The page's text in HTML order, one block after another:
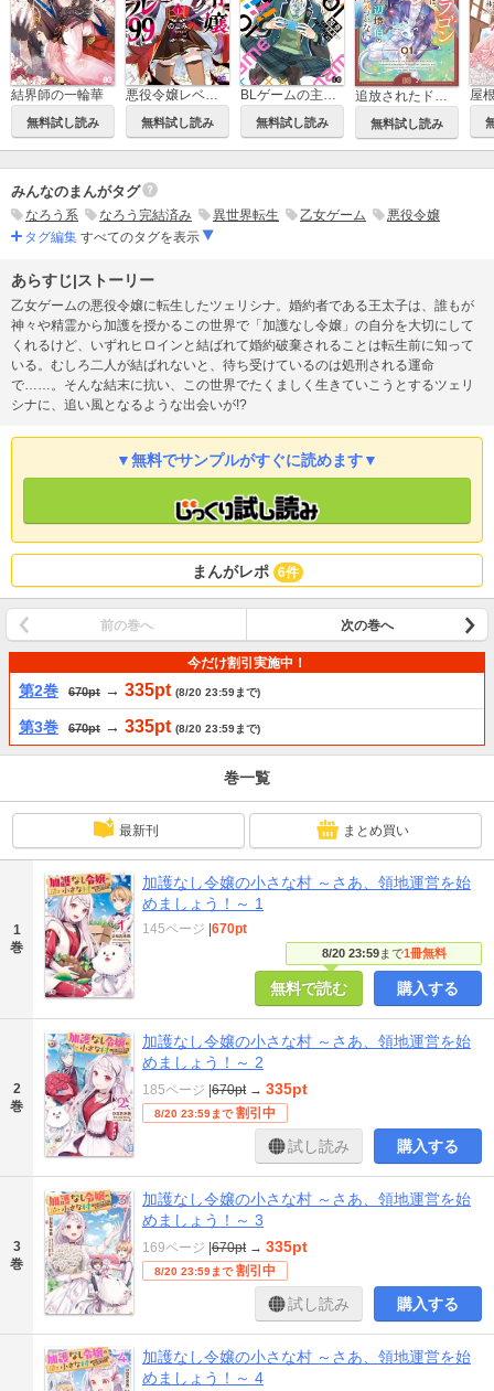
結界師の一輪華
無料試し読み
悪役令嬢レベル99 ～私は裏ボスですが魔王ではありません～
無料試し読み
BLゲームの主人公の弟であることに気がつきました
無料試し読み 無料試し読み
みんなのまんがタグ
なろう系 なろう完結済み 異世界転生 乙女ゲーム
悪役令嬢
タグ編集 すべてのタグを表示
あらすじ|ストーリー
乙女ゲームの悪役令嬢に転生したツェリシナ。婚約者である王太子は、誰もが
神々や精霊から加護を授かるこの世界で「加護なし令嬢」の自分を大切にして
くれるけど、いずれヒロインと結ばれて婚約破棄されることは転生前に知って
いる。むしろ二人が結ばれないと、待ち受けているのは処刑される運命
で……。そんな結末に抗い、この世界でたくましく生きていこうとするツェリ
シナに、追い風となるような出会いが!?
▼無料でサンプルがすぐに読めます▼
まんがレポ 6件
前の巻へ 次の巻へ
今だけ割引実施中！
第2巻 670pt → 335pt (8/20 23:59まで)
第3巻 670pt → 335pt (8/20 23:59まで)
巻一覧
最新刊 まとめ買い
1
巻
加護なし令嬢の小さな村 ～さあ、領地運営を始
めましょう！～ 1
8/20 23:59まで1冊無料
145ページ |670pt
無料で読む 購入する
2
巻
加護なし令嬢の小さな村 ～さあ、領地運営を始
めましょう！～ 2
185ページ |670pt → 335pt
8/20 23:59まで 割引中
試し読み 購入する
3
巻
加護なし令嬢の小さな村 ～さあ、領地運営を始
めましょう！～ 3
169ページ |670pt → 335pt
8/20 23:59まで 割引中
試し読み 購入する
加護なし令嬢の小さな村 ～さあ、領地運営を始
めましょう！～ 4